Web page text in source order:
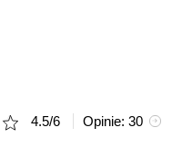
4.5/6 Opinie: 30